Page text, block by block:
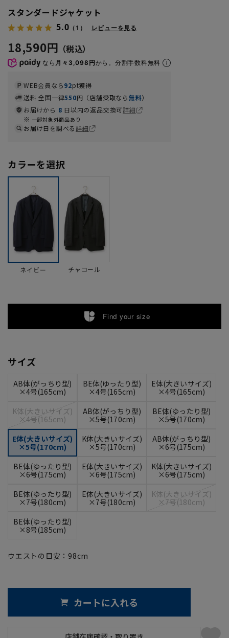
スタンダードジャケット
5.0 （1） レビューを見る
18,590円
なら 月々3,098円から。分割手数料無料
WEB会員なら92pt獲得
送料 全国一律550円（店舗受取なら無料）
お届けから 8 日以内の返品交換可詳細
一部対象外商品あり
お届け日を調べる詳細
カラーを選択
ネイビー チャコール
Find your size
サイズ
AB体(がっちり型)
×4号(165cm)
BE体(ゆったり型)
×4号(165cm)
E体(大きいサイズ)
×4号(165cm)
K体(大きいサイズ)
×4号(165cm)
AB体(がっちり型)
×5号(170cm)
BE体(ゆったり型)
×5号(170cm)
E体(大きいサイズ)
×5号(170cm)
K体(大きいサイズ)
×5号(170cm)
AB体(がっちり型)
×6号(175cm)
BE体(ゆったり型)
×6号(175cm)
E体(大きいサイズ)
×6号(175cm)
K体(大きいサイズ)
×6号(175cm)
BE体(ゆったり型)
×7号(180cm)
E体(大きいサイズ)
×7号(180cm)
K体(大きいサイズ)
×7号(180cm)
BE体(ゆったり型)
×8号(185cm)
ウエストの目安： 98cm
カートに入れる